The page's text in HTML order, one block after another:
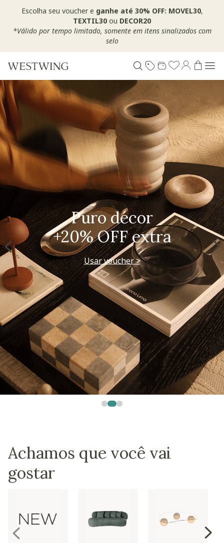
Escolha seu voucher e ganhe até 30% OFF: MOVEL30,
TEXTIL30 ou DECOR20
*Válido por tempo limitado, somente em itens sinalizados com
selo
Puro décor
+20% OFF extra
Usar voucher >
Achamos que você vai
gostar